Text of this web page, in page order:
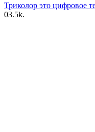
Триколор это цифровое
03.5k.